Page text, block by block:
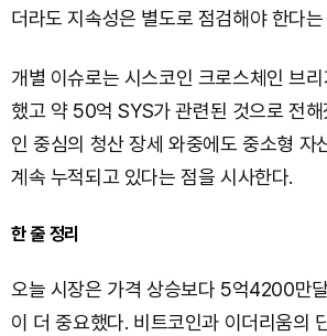
더라도 지속성은 별도로 점검해야 한다
개별 이슈로는 시스코인 크로스체인 브
했고 약 50억 SYS가 관련된 것으로 전
인 중심의 청산 장세 와중에도 중소형 자
계속 누적되고 있다는 점을 시사한다.
한 줄 정리
오늘 시장은 가격 상승보다 5억4200만
이 더 중요했다. 비트코인과 이더리움의